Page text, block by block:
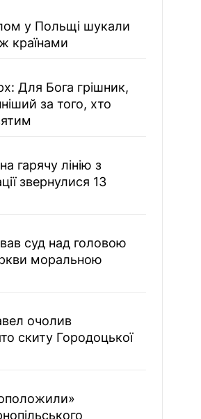
у Польщі шукали
країнами
Для Бога грішник,
за того, хто
гарячу лінію з
звернулися 13
суд над головою
моральною
очолив
скиту Городоцької